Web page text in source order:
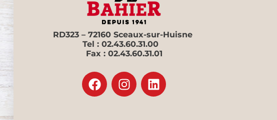
RD323 – 72160 Sceaux-sur-Huisne
Tel : 02.43.60.31.00
Fax : 02.43.60.31.01